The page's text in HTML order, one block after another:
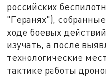
российских
"Геранях"),
ходе боевых
изучать, а после
технологические
тактике работы